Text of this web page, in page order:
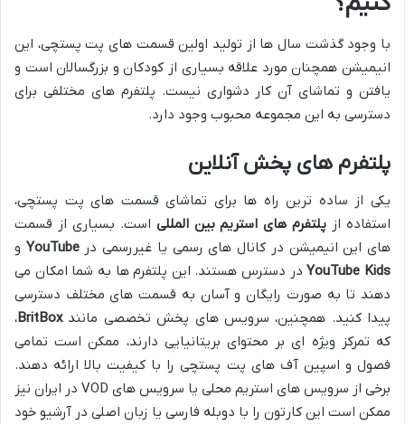
با وجود گذشت سال ها از تولید اولین قسمت های پت پستچی، این
انیمیشن همچنان مورد علاقه بسیاری از کودکان و بزرگسالان است و
یافتن و تماشای آن کار دشواری نیست. پلتفرم های مختلفی برای
دسترسی به این مجموعه محبوب وجود دارد.
پلتفرم های پخش آنلاین
یکی از ساده ترین راه ها برای تماشای قسمت های پت پستچی،
استفاده از پلتفرم های استریم بین المللی است. بسیاری از قسمت
های این انیمیشن در کانال های رسمی یا غیررسمی درYouTube و
YouTube Kidsدر دسترس هستند. این پلتفرم ها به شما امکان می
دهند تا به صورت رایگان و آسان به قسمت های مختلف دسترسی
پیدا کنید. همچنین، سرویس های پخش تخصصی مانندBritBox،
که تمرکز ویژه ای بر محتوای بریتانیایی دارند، ممکن است تمامی
فصول و اسپین آف های پت پستچی را با کیفیت بالا ارائه دهند.
برخی از سرویس های استریم محلی یا سرویس های VOD در ایران نیز
ممکن است این کارتون را با دوبله فارسی یا زبان اصلی در آرشیو خود